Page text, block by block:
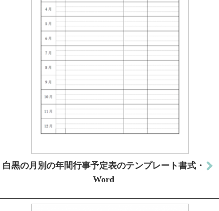
白黒の月別の年間行事予定表のテンプレート書式・
Word